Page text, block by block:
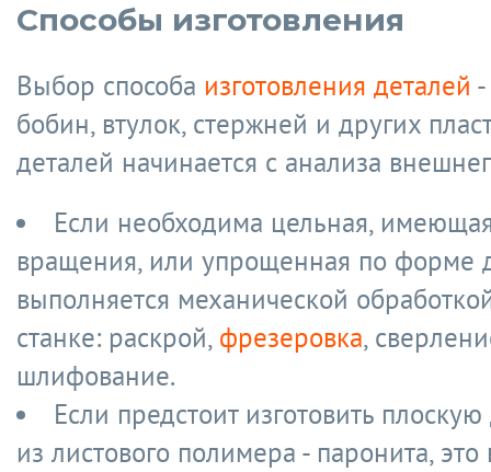
Способы изготовления
Выбор способа изготовления деталей
бобин, втулок, стержней и других
деталей начинается с анализа
Если необходима цельная,
вращения, или упрощенная по форме
выполняется механической
станке: раскрой, фрезеровка,
шлифование.
Если предстоит изготовить
из листового полимера - паронита,